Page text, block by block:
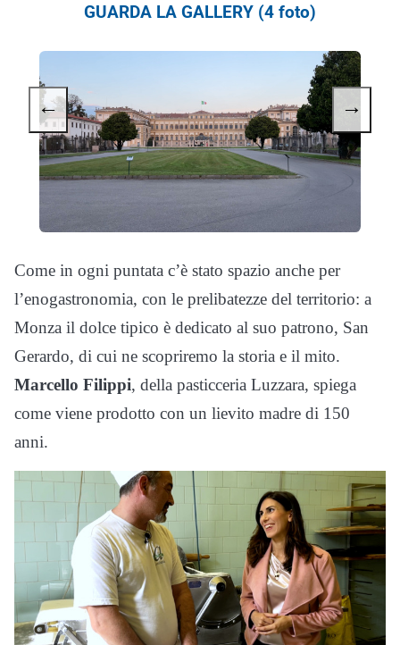
GUARDA LA GALLERY (4 foto)
← →
Come in ogni puntata c’è stato spazio anche per
l’enogastronomia, con le prelibatezze del territorio: a
Monza il dolce tipico è dedicato al suo patrono, San
Gerardo, di cui ne scopriremo la storia e il mito.
Marcello Filippi, della pasticceria Luzzara, spiega
come viene prodotto con un lievito madre di 150
anni.